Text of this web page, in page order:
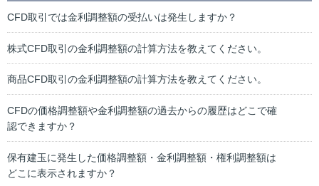
CFD取引では金利調整額の受払いは発生しますか？
株式CFD取引の金利調整額の計算方法を教えてください。
商品CFD取引の金利調整額の計算方法を教えてください。
CFDの価格調整額や金利調整額の過去からの履歴はどこで確
認できますか？
保有建玉に発生した価格調整額・金利調整額・権利調整額は
どこに表示されますか？